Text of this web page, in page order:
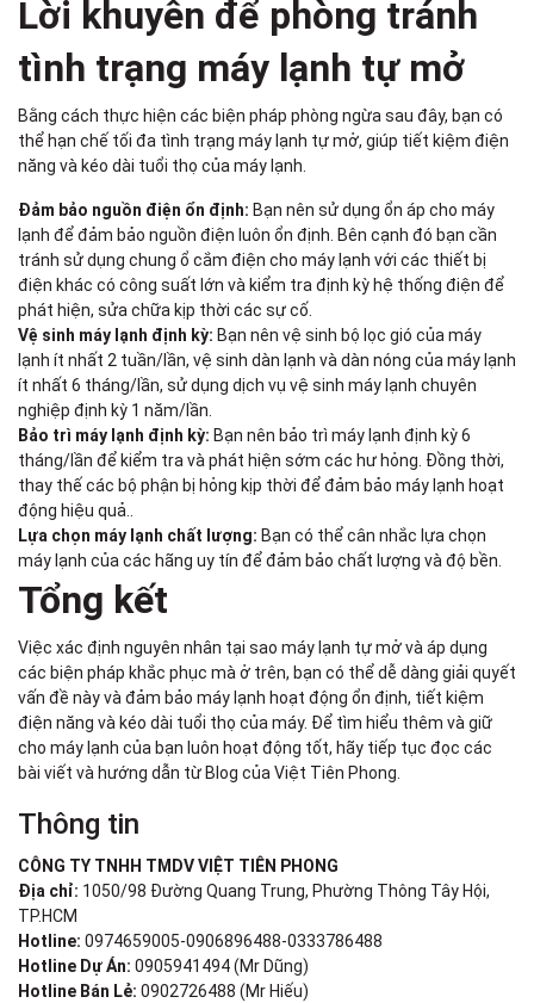
Lời khuyên để phòng tránh
tình trạng máy lạnh tự mở
Bằng cách thực hiện các biện pháp phòng ngừa sau đây, bạn có
thể hạn chế tối đa tình trạng máy lạnh tự mở, giúp tiết kiệm điện
năng và kéo dài tuổi thọ của máy lạnh.
Đảm bảo nguồn điện ổn định: Bạn nên sử dụng ổn áp cho máy
lạnh để đảm bảo nguồn điện luôn ổn định. Bên cạnh đó bạn cần
tránh sử dụng chung ổ cắm điện cho máy lạnh với các thiết bị
điện khác có công suất lớn và kiểm tra định kỳ hệ thống điện để
phát hiện, sửa chữa kịp thời các sự cố.
Vệ sinh máy lạnh định kỳ: Bạn nên vệ sinh bộ lọc gió của máy
lạnh ít nhất 2 tuần/lần, vệ sinh dàn lạnh và dàn nóng của máy lạnh
ít nhất 6 tháng/lần, sử dụng dịch vụ vệ sinh máy lạnh chuyên
nghiệp định kỳ 1 năm/lần.
Bảo trì máy lạnh định kỳ: Bạn nên bảo trì máy lạnh định kỳ 6
tháng/lần để kiểm tra và phát hiện sớm các hư hỏng. Đồng thời,
thay thế các bộ phận bị hỏng kịp thời để đảm bảo máy lạnh hoạt
động hiệu quả..
Lựa chọn máy lạnh chất lượng: Bạn có thể cân nhắc lựa chọn
máy lạnh của các hãng uy tín để đảm bảo chất lượng và độ bền.
Tổng kết
Việc xác định nguyên nhân tại sao máy lạnh tự mở và áp dụng
các biện pháp khắc phục mà ở trên, bạn có thể dễ dàng giải quyết
vấn đề này và đảm bảo máy lạnh hoạt động ổn định, tiết kiệm
điện năng và kéo dài tuổi thọ của máy. Để tìm hiểu thêm và giữ
cho máy lạnh của bạn luôn hoạt động tốt, hãy tiếp tục đọc các
bài viết và hướng dẫn từ Blog của Việt Tiên Phong.
Thông tin
CÔNG TY TNHH TMDV VIỆT TIÊN PHONG
Địa chỉ: 1050/98 Đường Quang Trung, Phường Thông Tây Hội,
TP.HCM
Hotline: 0974659005-0906896488-0333786488
Hotline Dự Án: 0905941494 (Mr Dũng)
Hotline Bán Lẻ: 0902726488 (Mr Hiếu)